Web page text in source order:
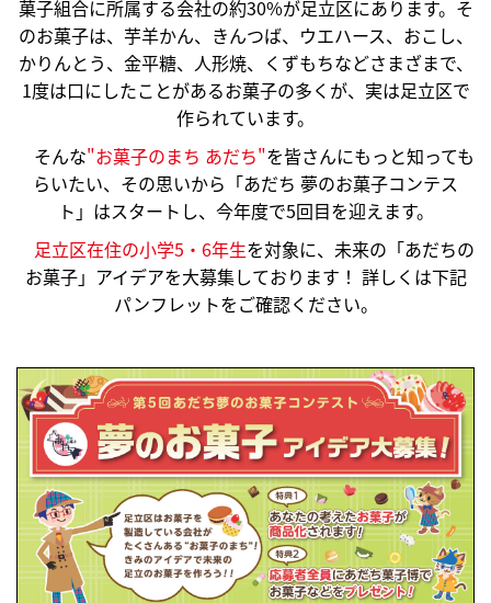
菓子組合に所属する会社の約30%が足立区にあります。そ
のお菓子は、芋羊かん、きんつば、ウエハース、おこし、
かりんとう、金平糖、人形焼、くずもちなどさまざまで、
1度は口にしたことがあるお菓子の多くが、実は足立区で
作られています。
そんな"お菓子のまち あだち"を皆さんにもっと知っても
らいたい、その思いから「あだち 夢のお菓子コンテス
ト」はスタートし、今年度で5回目を迎えます。
足立区在住の小学5・6年生を対象に、未来の「あだちの
お菓子」アイデアを大募集しております！ 詳しくは下記
パンフレットをご確認ください。